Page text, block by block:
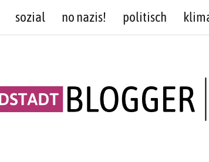
sozial no nazis! politisch